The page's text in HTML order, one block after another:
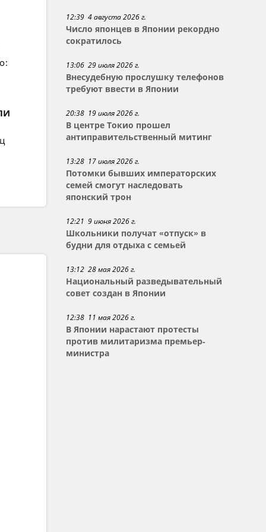
12:39 4 августа 2026 г.
Число японцев в Японии рекордно
сократилось
13:06 29 июля 2026 г.
Внесудебную прослушку телефонов
требуют ввести в Японии
20:38 19 июля 2026 г.
В центре Токио прошел
антиправительственный митинг
13:28 17 июля 2026 г.
Потомки бывших императорских
семей смогут наследовать
японский трон
12:21 9 июня 2026 г.
Школьники получат «отпуск» в
будни для отдыха с семьей
13:12 28 мая 2026 г.
Национальный разведывательный
совет создан в Японии
12:38 11 мая 2026 г.
В Японии нарастают протесты
против милитаризма премьер-
министра